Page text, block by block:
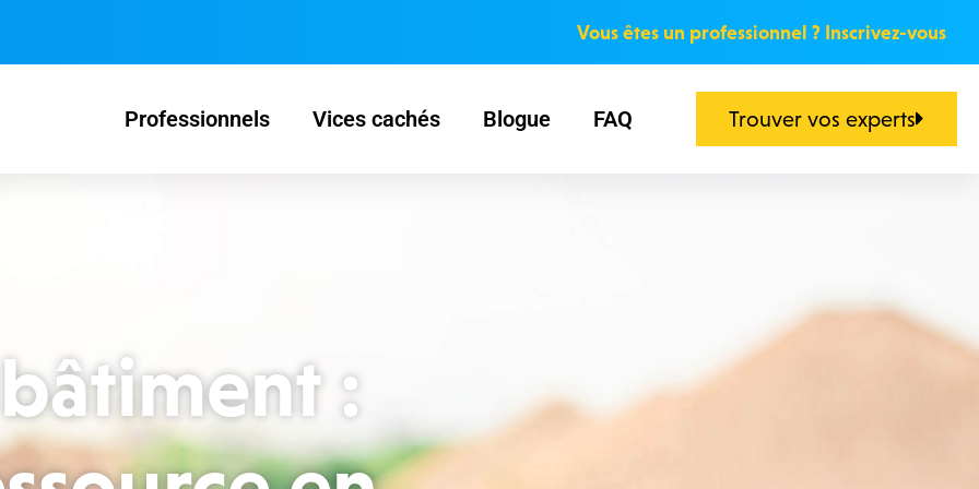
Vous êtes un professionnel ? Inscrivez-vous
Professionnels Vices cachés Blogue FAQ Trouver vos experts
: